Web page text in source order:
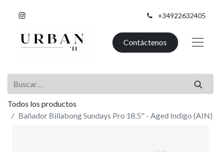
+34922632405
Contáctenos
Todos los productos
Bañador Billabong Sundays Pro 18.5" - Aged Indigo (AIN)